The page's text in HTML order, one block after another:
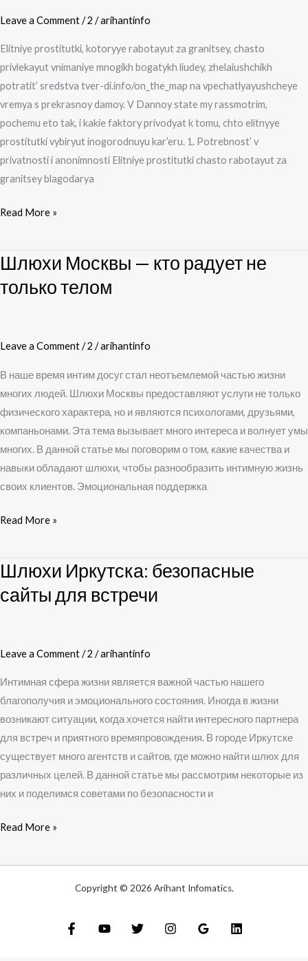
Leave a Comment/2 /arihantinfo
Elitniye prostitutki, kotoryye rabotayut za granitsey, chasto
privlekayut vnimaniye mnogikh bogatykh liudey, zhelaiushchikh
potratit’ sredstva tver-di.info/on_the_map na vpechatlyayushcheye
vremya s prekrasnoy damoy. V Dannoy state my rassmotrim,
pochemu eto tak, i kakie faktory privodyat k tomu, chto elitnyye
prostitutki vybiryut inogorodnuyu kar’eru. 1. Potrebnost’ v
privatnosti i anonimnosti Elitniye prostitutki chasto rabotayut za
granitsey blagodarya
за
границей?
Read More »
Шлюхи Москвы — кто радует не
только телом
Leave a Comment/2 /arihantinfo
В наше время интим досуг стал неотъемлемой частью жизни
многих людей. Шлюхи Москвы предоставляют услуги не только
физического характера, но и являются психологами, друзьями,
компаньонами. Эта тема вызывает много интереса и волнует умы
многих. В данной статье мы поговорим о том, какие качества и
навыки обладают шлюхи, чтобы разнообразить интимную жизнь
своих клиентов. Эмоциональная поддержка
Шлюхи
—
не
только
телом
Read More »
Шлюхи Иркутска: безопасные
сайты для встречи
Leave a Comment/2 /arihantinfo
Интимная сфера жизни является важной частью нашего
благополучия и эмоционального состояния. Иногда в жизни
возникают ситуации, когда хочется найти интересного партнера
для встреч и приятного времяпровождения. В городе Иркутске
существует много агентств и сайтов, где можно найти шлюх для
различных целей. В данной статье мы рассмотрим некоторые из
них и поделимся советами по безопасности и
Шлюхи
Иркутска:
безопасные
встречи
Read More »
Copyright © 2026 Arihant Infomatics.